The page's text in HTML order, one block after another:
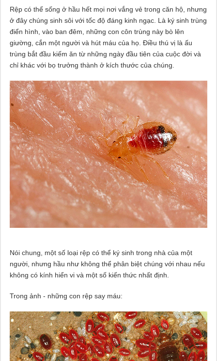
Rệp có thể sống ở hầu hết mọi nơi vắng vẻ trong căn hộ, nhưng
ở đây chúng sinh sôi với tốc độ đáng kinh ngạc. Là ký sinh trùng
điển hình, vào ban đêm, những con côn trùng này bò lên
giường, cắn một người và hút máu của họ. Điều thú vị là ấu
trùng bắt đầu kiếm ăn từ những ngày đầu tiên của cuộc đời và
chỉ khác với bọ trưởng thành ở kích thước của chúng.
Nói chung, một số loại rệp có thể ký sinh trong nhà của một
người, nhưng hầu như không thể phân biệt chúng với nhau nếu
không có kính hiển vi và một số kiến ​​thức nhất định.
Trong ảnh - những con rệp say máu: